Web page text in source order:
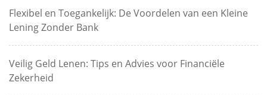
Flexibel en Toegankelijk: De Voordelen van een Kleine
Lening Zonder Bank
Veilig Geld Lenen: Tips en Advies voor Financiële
Zekerheid